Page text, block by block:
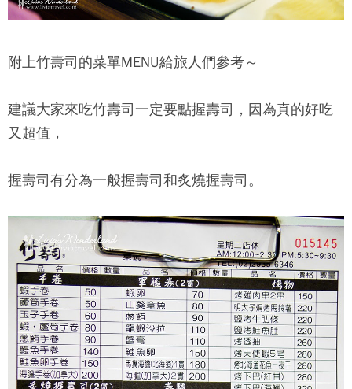
附上竹壽司 的菜單MENU給旅人們參考～
建議大家來吃竹壽司一定要點握壽司，因為真的好吃
又超值，
握壽司有分為一般握壽司和炙燒握壽司。